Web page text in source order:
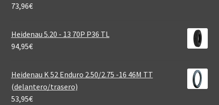
73,96€
Heidenau 5.20 - 13 70P P36 TL
94,95€
Heidenau K 52 Enduro 2.50/2.75 -16 46M TT
(delantero/trasero)
53,95€